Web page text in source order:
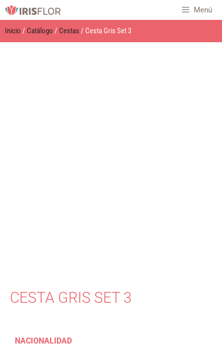
Menú
Inicio / Catálogo / Cestas / Cesta Gris Set 3
CESTA GRIS SET 3
NACIONALIDAD